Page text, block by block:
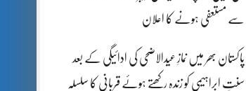
سے مستعفی ہونے کا اعلان
پاکستان بھر میں نمازِ عیدالاضحی کی ادائیگی کے بعد
سنتِ ابراہیمی کو زندہ رکھتے ہوئے قربانی کا سلسلہ